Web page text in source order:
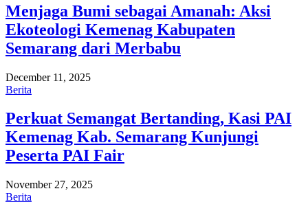
Menjaga Bumi sebagai Amanah: Aksi
Ekoteologi Kemenag Kabupaten
Semarang dari Merbabu
December 11, 2025
Berita
Perkuat Semangat Bertanding, Kasi PAI
Kemenag Kab. Semarang Kunjungi
Peserta PAI Fair
November 27, 2025
Berita